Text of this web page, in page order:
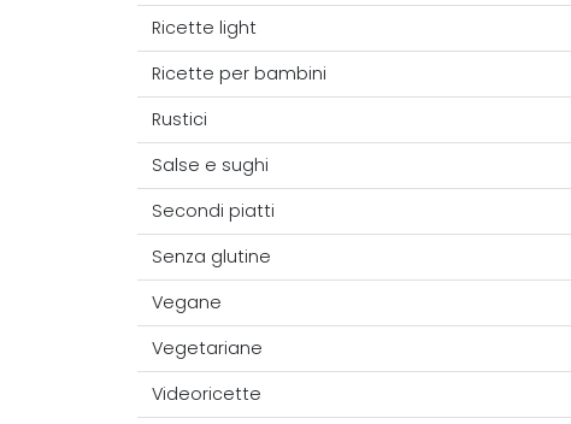
Ricette light
Ricette per bambini
Rustici
Salse e sughi
Secondi piatti
Senza glutine
Vegane
Vegetariane
Videoricette